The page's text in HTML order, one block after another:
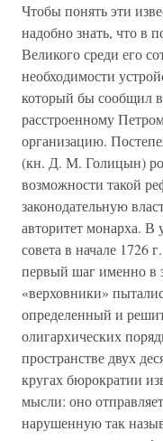
Чтобы понять эти
надобно знать, что в
Великого среди его
необходимости
который бы сообщил
расстроенному
организацию.
(кн. Д. М. Голицын)
возможности такой
законодательную
авторитет монарха. В
совета в начале 1726
первый шаг именно в
«верховники»
определенный и
олигархических
пространстве двух
кругах бюрократии
мысли: оно
нарушенную так